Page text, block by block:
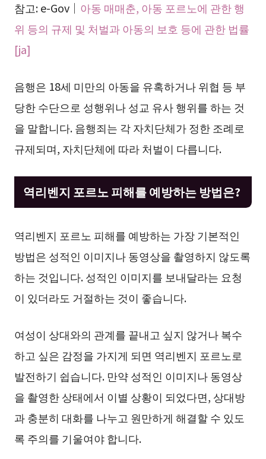
참고: e-Gov｜ 아동 매매춘, 아동 포르노에 관한 행
위 등의 규제 및 처벌과 아동의 보호 등에 관한 법률
[ja]
음행은 18세 미만의 아동을 유혹하거나 위협 등 부
당한 수단으로 성행위나 성교 유사 행위를 하는 것
을 말합니다. 음행죄는 각 자치단체가 정한 조례로
규제되며, 자치단체에 따라 처벌이 다릅니다.
역리벤지 포르노 피해를 예방하는 방법은?
역리벤지 포르노 피해를 예방하는 가장 기본적인
방법은 성적인 이미지나 동영상을 촬영하지 않도록
하는 것입니다. 성적인 이미지를 보내달라는 요청
이 있더라도 거절하는 것이 좋습니다.
여성이 상대와의 관계를 끝내고 싶지 않거나 복수
하고 싶은 감정을 가지게 되면 역리벤지 포르노로
발전하기 쉽습니다. 만약 성적인 이미지나 동영상
을 촬영한 상태에서 이별 상황이 되었다면, 상대방
과 충분히 대화를 나누고 원만하게 해결할 수 있도
록 주의를 기울여야 합니다.